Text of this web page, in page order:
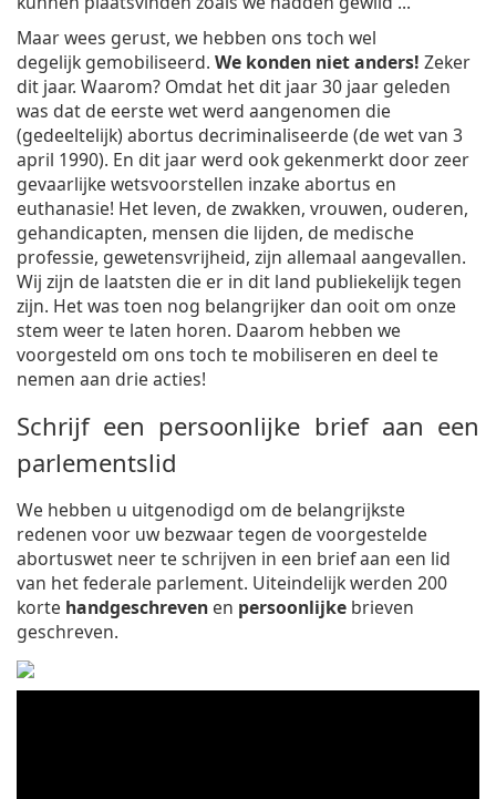
Maar wees gerust, we hebben ons toch wel
degelijk gemobiliseerd. We konden niet anders! Zeker
dit jaar. Waarom? Omdat het dit jaar 30 jaar geleden
was dat de eerste wet werd aangenomen die
(gedeeltelijk) abortus decriminaliseerde (de wet van 3
april 1990). En dit jaar werd ook gekenmerkt door zeer
gevaarlijke wetsvoorstellen inzake abortus en
euthanasie! Het leven, de zwakken, vrouwen, ouderen,
gehandicapten, mensen die lijden, de medische
professie, gewetensvrijheid, zijn allemaal aangevallen.
Wij zijn de laatsten die er in dit land publiekelijk tegen
zijn. Het was toen nog belangrijker dan ooit om onze
stem weer te laten horen. Daarom hebben we
voorgesteld om ons toch te mobiliseren en deel te
nemen aan drie acties!
Schrijf een persoonlijke brief aan een
parlementslid
We hebben u uitgenodigd om de belangrijkste
redenen voor uw bezwaar tegen de voorgestelde
abortuswet neer te schrijven in een brief aan een lid
van het federale parlement. Uiteindelijk werden 200
korte handgeschrevenen persoonlijke brieven
geschreven.